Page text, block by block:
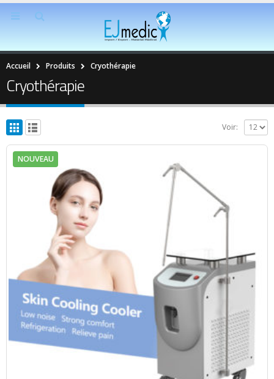
Accueil Produits Cryothérapie
Cryothérapie
Voir:
NOUVEAU